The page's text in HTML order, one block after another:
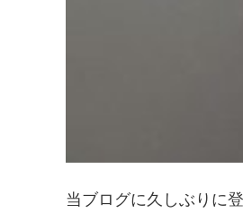
当ブログに久しぶりに